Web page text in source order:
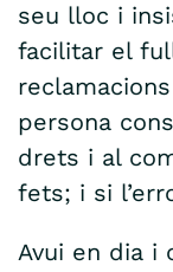
seu lloc i
facilitar el
persona
drets i al
fets; i si
Avui en dia i